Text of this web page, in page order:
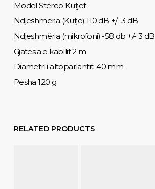
Model Stereo Kufjet
Ndjeshmëria (Kufje) 110 dB +/- 3 dB
Ndjeshmëria (mikrofoni) -58 db +/- 3 dB
Gjatësia e kabllit 2 m
Diametri i altoparlantit: 40 mm
Pesha 120 g
RELATED PRODUCTS